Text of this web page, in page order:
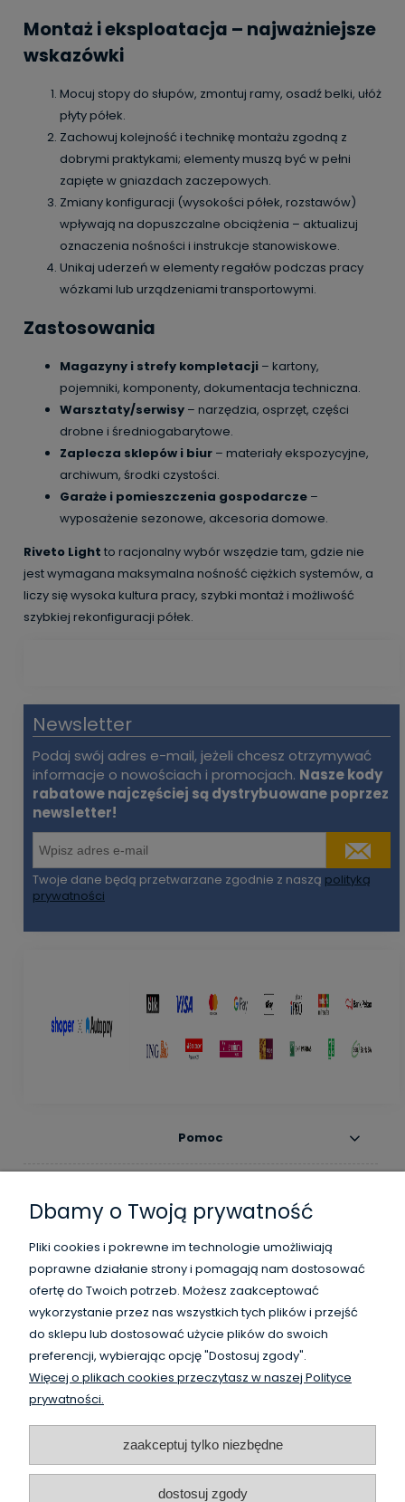
Montaż i eksploatacja – najważniejsze
wskazówki
Mocuj stopy do słupów, zmontuj ramy, osadź belki, ułóż
płyty półek.
Zachowuj kolejność i technikę montażu zgodną z
dobrymi praktykami; elementy muszą być w pełni
zapięte w gniazdach zaczepowych.
Zmiany konfiguracji (wysokości półek, rozstawów)
wpływają na dopuszczalne obciążenia – aktualizuj
oznaczenia nośności i instrukcje stanowiskowe.
Unikaj uderzeń w elementy regałów podczas pracy
wózkami lub urządzeniami transportowymi.
Zastosowania
Magazyny i strefy kompletacji – kartony,
pojemniki, komponenty, dokumentacja techniczna.
Warsztaty/serwisy – narzędzia, osprzęt, części
drobne i średniogabarytowe.
Zaplecza sklepów i biur – materiały ekspozycyjne,
archiwum, środki czystości.
Garaże i pomieszczenia gospodarcze –
wyposażenie sezonowe, akcesoria domowe.
Riveto Light to racjonalny wybór wszędzie tam, gdzie nie
jest wymagana maksymalna nośność ciężkich systemów, a
liczy się wysoka kultura pracy, szybki montaż i możliwość
szybkiej rekonfiguracji półek.
Newsletter
Podaj swój adres e-mail, jeżeli chcesz otrzymywać
informacje o nowościach i promocjach. Nasze kody
rabatowe najczęściej są dystrybuowane poprzez
newsletter!
Twoje dane będą przetwarzane zgodnie z naszą polityką
prywatności
Pomoc
Informacje
O nas
WysokiSklad.pl jest własnością firmy Vanguard Poland
www.vanguardpoland.com
Dbamy o Twoją prywatność
Pliki cookies i pokrewne im technologie umożliwiają
poprawne działanie strony i pomagają nam dostosować
ofertę do Twoich potrzeb. Możesz zaakceptować
wykorzystanie przez nas wszystkich tych plików i przejść
do sklepu lub dostosować użycie plików do swoich
preferencji, wybierając opcję "Dostosuj zgody".
Więcej o plikach cookies przeczytasz w naszej Polityce
prywatności.
zaakceptuj tylko niezbędne
dostosuj zgody